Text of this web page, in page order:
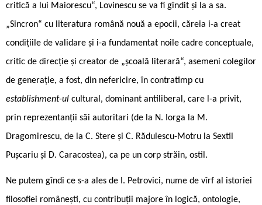
critică a lui Maiorescu“, Lovinescu se va fi gîndit și la a sa.
„Sincron“ cu literatura română nouă a epocii, căreia i-a creat
condițiile de validare și i-a fundamentat noile cadre conceptuale,
critic de direcție și creator de „școală literară“, asemeni colegilor
de generație, a fost, din nefericire, în contratimp cu
establishment-ul cultural, dominant antiliberal, care l-a privit,
prin reprezentanții săi autoritari (de la N. Iorga la M.
Dragomirescu, de la C. Stere și C. Rădulescu-Motru la Sextil
Pușcariu și D. Caracostea), ca pe un corp străin, ostil.
Ne putem gîndi ce s-a ales de I. Petrovici, nume de vîrf al istoriei
filosofiei românești, cu contribuții majore în logică, ontologie,